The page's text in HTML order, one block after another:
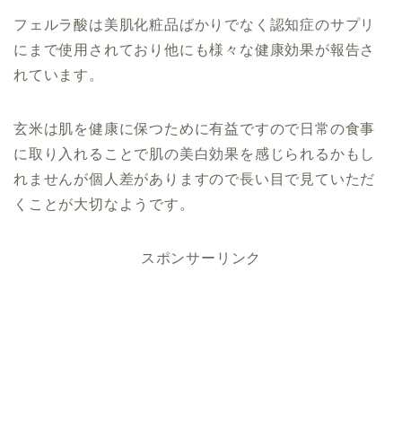
フェルラ酸は美肌化粧品ばかりでなく認知症のサプリ
にまで使用されており他にも様々な健康効果が報告さ
れています。
玄米は肌を健康に保つために有益ですので日常の食事
に取り入れることで肌の美白効果を感じられるかもし
れませんが個人差がありますので長い目で見ていただ
くことが大切なようです。
スポンサーリンク